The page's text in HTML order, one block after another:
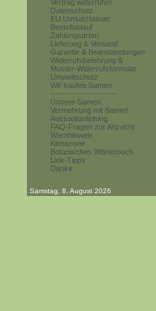
Vertrag widerrufen
Datenschutz
EU Umsatzsteuer
Bestellablauf
Zahlungsarten
Lieferung & Versand
Garantie & Beanstandungen
Widerrufsbelehrung &
Muster-Widerrufsformular
Umweltschutz
Wir kaufen Samen
------------------------
Unsere Samen
Vermehrung mit Samen
Aussaatanleitung
FAQ-Fragen zur Anzucht
Warnhinweis
Klimazone
Botanisches Wörterbuch
Link-Tipps
Danke
Samstag, 8. August 2026